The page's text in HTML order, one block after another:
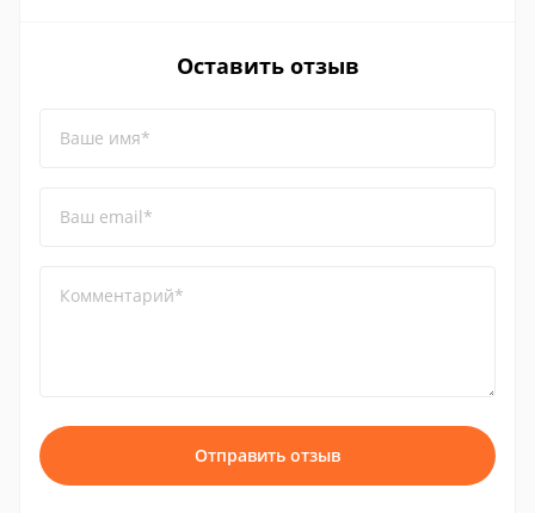
Оставить отзыв
Ваше имя*
Ваш email*
Комментарий*
Отправить отзыв